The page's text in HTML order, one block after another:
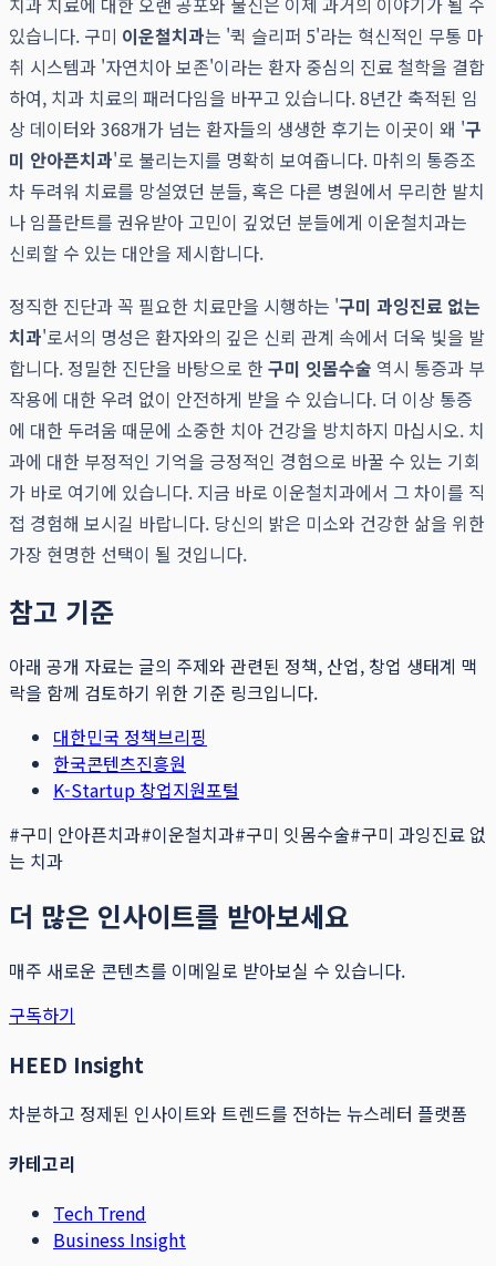
있습니다. 구미 이운철치과는 '퀵 슬리퍼 5'라는 혁신적인 무통 마
취 시스템과 '자연치아 보존'이라는 환자 중심의 진료 철학을 결합
하여, 치과 치료의 패러다임을 바꾸고 있습니다. 8년간 축적된 임
상 데이터와 368개가 넘는 환자들의 생생한 후기는 이곳이 왜 '구
미 안아픈치과'로 불리는지를 명확히 보여줍니다. 마취의 통증조
차 두려워 치료를 망설였던 분들, 혹은 다른 병원에서 무리한 발치
나 임플란트를 권유받아 고민이 깊었던 분들에게 이운철치과는
신뢰할 수 있는 대안을 제시합니다.
정직한 진단과 꼭 필요한 치료만을 시행하는 '구미 과잉진료 없는
치과'로서의 명성은 환자와의 깊은 신뢰 관계 속에서 더욱 빛을 발
합니다. 정밀한 진단을 바탕으로 한구미 잇몸수술 역시 통증과 부
작용에 대한 우려 없이 안전하게 받을 수 있습니다. 더 이상 통증
에 대한 두려움 때문에 소중한 치아 건강을 방치하지 마십시오. 치
과에 대한 부정적인 기억을 긍정적인 경험으로 바꿀 수 있는 기회
가 바로 여기에 있습니다. 지금 바로 이운철치과에서 그 차이를 직
접 경험해 보시길 바랍니다. 당신의 밝은 미소와 건강한 삶을 위한
가장 현명한 선택이 될 것입니다.
참고 기준
아래 공개 자료는 글의 주제와 관련된 정책, 산업, 창업 생태계 맥
락을 함께 검토하기 위한 기준 링크입니다.
대한민국 정책브리핑
한국콘텐츠진흥원
K-Startup 창업지원포털
#구미 안아픈치과#이운철치과#구미 잇몸수술#구미 과잉진료 없
는 치과
더 많은 인사이트를 받아보세요
매주 새로운 콘텐츠를 이메일로 받아보실 수 있습니다.
구독하기
HEED Insight
차분하고 정제된 인사이트와 트렌드를 전하는 뉴스레터 플랫폼
카테고리
Tech Trend
Business Insight